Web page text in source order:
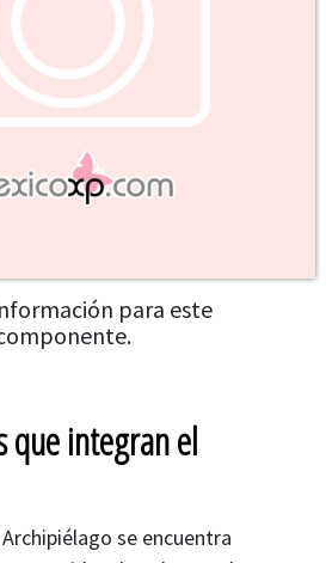
para este
que integran el
se encuentra